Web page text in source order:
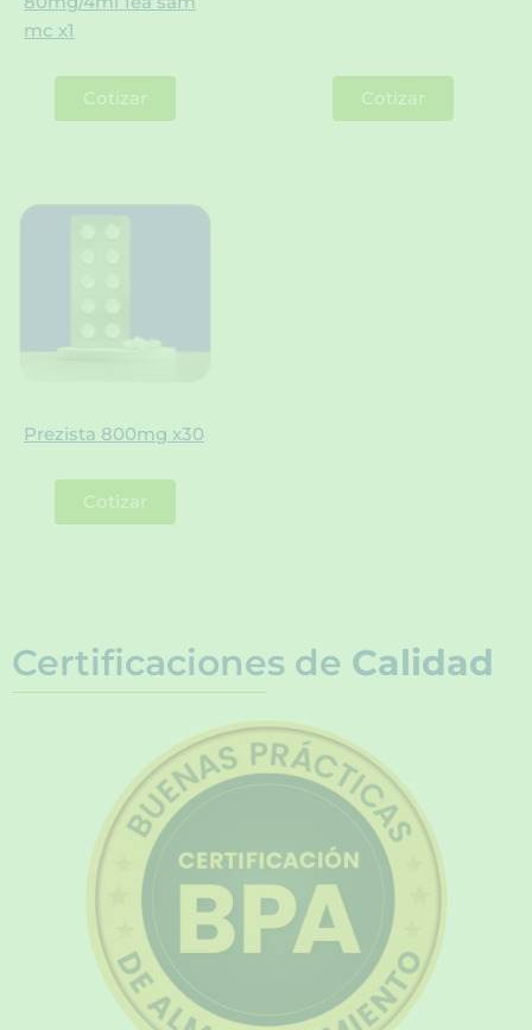
mc x1
Cotizar Cotizar
Prezista 800mg x30
Cotizar
Certificaciones de Calidad